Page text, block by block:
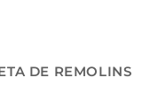
DE REMOLINS